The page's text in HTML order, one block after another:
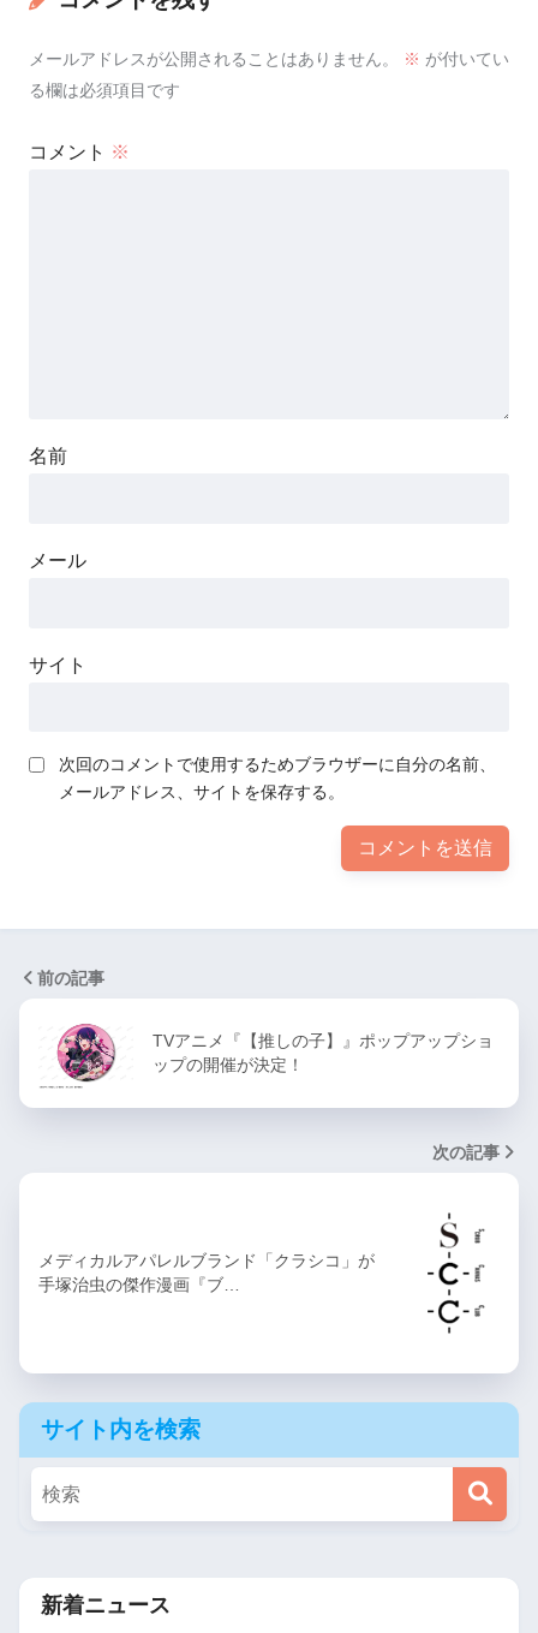
メールアドレスが公開されることはありません。 ※ が付いてい
る欄は必須項目です
コメント ※
名前
メール
サイト
次回のコメントで使用するためブラウザーに自分の名前、
メールアドレス、サイトを保存する。
前の記事
TVアニメ『【推しの子】』ポップアップショ
ップの開催が決定！
次の記事
メディカルアパレルブランド「クラシコ」が
手塚治虫の傑作漫画『ブ…
サイト内を検索
新着ニュース